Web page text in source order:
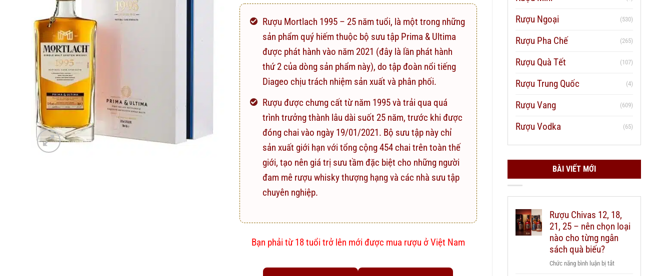
Rượu Mortlach 1995 – 25 năm tuổi, là một trong những
sản phẩm quý hiếm thuộc bộ sưu tập Prima & Ultima
được phát hành vào năm 2021 (đây là lần phát hành
thứ 2 của dòng sản phẩm này), do tập đoàn nổi tiếng
Diageo chịu trách nhiệm sản xuất và phân phối.
Rượu được chưng cất từ năm 1995 và trải qua quá
trình trưởng thành lâu dài suốt 25 năm, trước khi được
đóng chai vào ngày 19/01/2021. Bộ sưu tập này chỉ
sản xuất giới hạn với tổng cộng 454 chai trên toàn thế
giới, tạo nên giá trị sưu tầm đặc biệt cho những người
đam mê rượu whisky thượng hạng và các nhà sưu tập
chuyên nghiệp.
Bạn phải từ 18 tuổi trở lên mới được mua rượu ở Việt Nam
Rượu Ngoại (530)
Rượu Pha Chế (265)
Rượu Quà Tết (107)
Rượu Trung Quốc (4)
Rượu Vang (609)
Rượu Vodka (65)
BÀI VIẾT MỚI
Rượu Chivas 12, 18,
21, 25 – nên chọn loại
nào cho từng ngân
sách quà biếu?
Chức năng bình luận bị tắtở